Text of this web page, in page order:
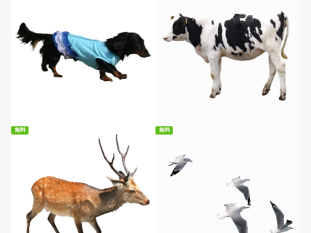
無料ダウンロード
無料 無料